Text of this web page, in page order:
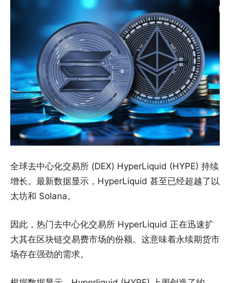
全球去中心化交易所 (DEX) HyperLiquid (HYPE) 持续
增长。最新数据显示，HyperLiquid 甚至已经超越了以
太坊和 Solana。
因此，热门去中心化交易所 HyperLiquid 正在迅速扩
大其在区块链交易费市场的份额。这意味着永续期货市
场存在强劲的需求。